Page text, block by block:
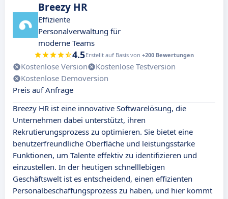
Breezy HR
Effiziente
Personalverwaltung für
moderne Teams
4.5Erstellt auf Basis von +200 Bewertungen
Kostenlose Version
Kostenlose Testversion
Kostenlose Demoversion
Preis auf Anfrage
Breezy HR ist eine innovative Softwarelösung, die
Unternehmen dabei unterstützt, ihren
Rekrutierungsprozess zu optimieren. Sie bietet eine
benutzerfreundliche Oberfläche und leistungsstarke
Funktionen, um Talente effektiv zu identifizieren und
einzustellen. In der heutigen schnelllebigen
Geschäftswelt ist es entscheidend, einen effizienten
Personalbeschaffungsprozess zu haben, und hier kommt